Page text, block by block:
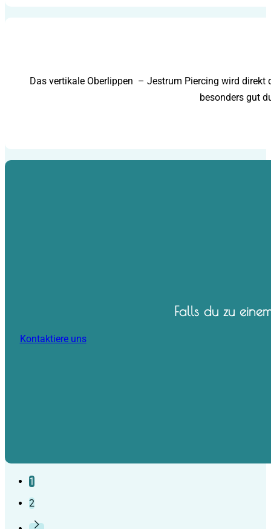
Das vertikale Oberlippen – Jestrum Piercing wird direkt
besonders gut
Falls du zu
Kontaktiere uns
1
2